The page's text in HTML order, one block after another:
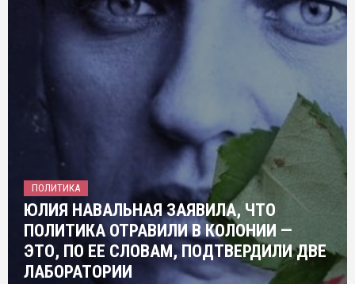
ПОЛИТИКА
ЮЛИЯ НАВАЛЬНАЯ ЗАЯВИЛА, ЧТО
ПОЛИТИКА ОТРАВИЛИ В КОЛОНИИ —
ЭТО, ПО ЕЕ СЛОВАМ, ПОДТВЕРДИЛИ ДВЕ
ЛАБОРАТОРИИ